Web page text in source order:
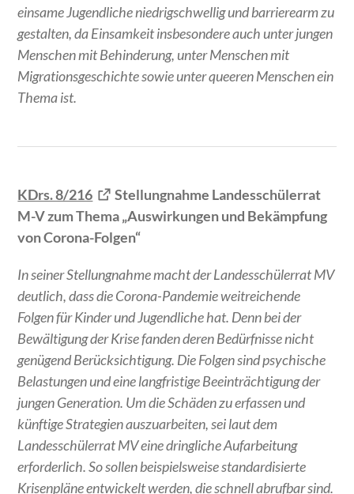
einsame Jugendliche niedrigschwellig und barrierearm zu
gestalten, da Einsamkeit insbesondere auch unter jungen
Menschen mit Behinderung, unter Menschen mit
Migrationsgeschichte sowie unter queeren Menschen ein
Thema ist.
KDrs. 8/216
Stellungnahme Landesschülerrat
M-V zum Thema „Auswirkungen und Bekämpfung
von Corona-Folgen“
In seiner Stellungnahme macht der Landesschülerrat MV
deutlich, dass die Corona-Pandemie weitreichende
Folgen für Kinder und Jugendliche hat. Denn bei der
Bewältigung der Krise fanden deren Bedürfnisse nicht
genügend Berücksichtigung. Die Folgen sind psychische
Belastungen und eine langfristige Beeinträchtigung der
jungen Generation. Um die Schäden zu erfassen und
künftige Strategien auszuarbeiten, sei laut dem
Landesschülerrat MV eine dringliche Aufarbeitung
erforderlich. So sollen beispielsweise standardisierte
Krisenpläne entwickelt werden, die schnell abrufbar sind.